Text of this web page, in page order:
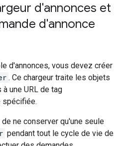
d'annonces et
d'annonce
d'annonces, vous devez créer
. Ce chargeur traite les objets
une URL de tag
spécifiée.
ne conserver qu'une seule
pendant tout le cycle de vie de